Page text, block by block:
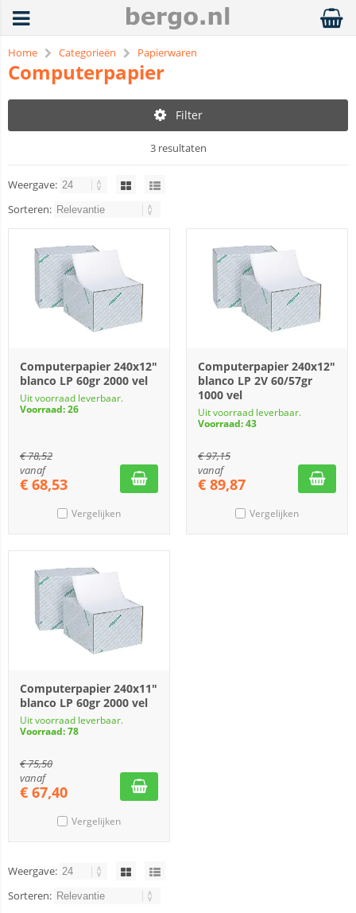
Home Categorieën Papierwaren
Computerpapier
Filter
3 resultaten
Weergave:
Sorteren:
Computerpapier 240x12"
blanco LP 60gr 2000 vel
Uit voorraad leverbaar.
Voorraad: 26
€78,52
vanaf
€ 68,53
Vergelijken
Computerpapier 240x12"
blanco LP 2V 60/57gr
1000 vel
Uit voorraad leverbaar.
Voorraad: 43
€97,15
vanaf
€ 89,87
Vergelijken
Computerpapier 240x11"
blanco LP 60gr 2000 vel
Uit voorraad leverbaar.
Voorraad: 78
€75,50
vanaf
€ 67,40
Vergelijken
Weergave:
Sorteren: